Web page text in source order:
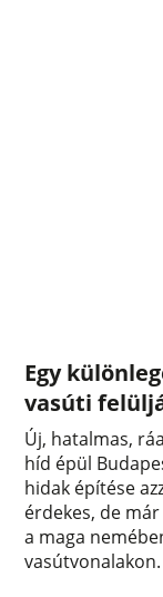
Egy
vasúti
Új, hatalmas,
híd épül
hidak építése
érdekes, de
a maga
vasútvonalakon.